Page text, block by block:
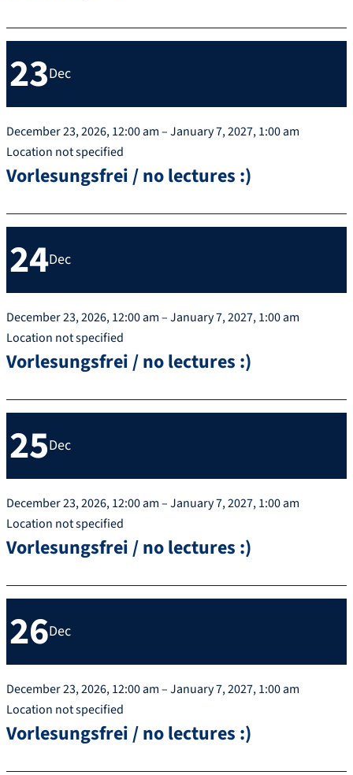
23Dec
December 23, 2026, 12:00 am – January 7, 2027, 1:00 am
Vorlesungsfrei / no lectures :)
Location not specified
24Dec
December 23, 2026, 12:00 am – January 7, 2027, 1:00 am
Vorlesungsfrei / no lectures :)
Location not specified
25Dec
December 23, 2026, 12:00 am – January 7, 2027, 1:00 am
Vorlesungsfrei / no lectures :)
Location not specified
26Dec
December 23, 2026, 12:00 am – January 7, 2027, 1:00 am
Vorlesungsfrei / no lectures :)
Location not specified